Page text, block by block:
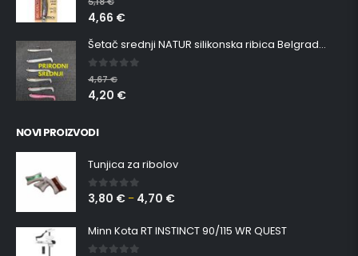
4,66 €
Šetač srednji NATUR silikonska ribica Belgrade Walker
0 out of 5
4,67€
4,20 €
NOVI PROIZVODI
Tunjica za ribolov
0 out of 5
3,80 € – 4,70 €
Minn Kota RT INSTINCT 90/115 WR QUEST